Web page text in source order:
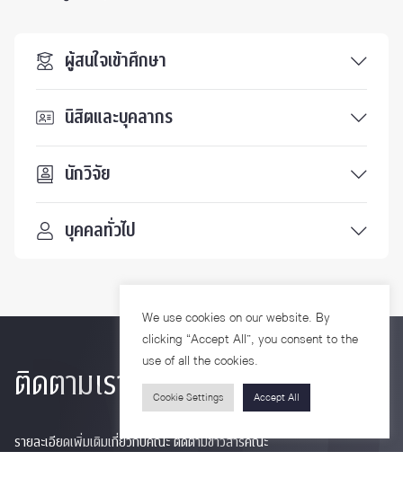
ผู้สนใจเข้าศึกษา
นิสิตและบุคลากร
นักวิจัย
บุคคลทั่วไป
ติดตามเรา
รายละเอียดเพิ่มเติมเกี่ยวกับคณะ ติดตามข่าวสารคณะ
We use cookies on our website. By
clicking “Accept All”, you consent to the
use of all the cookies.
Cookie Settings Accept All